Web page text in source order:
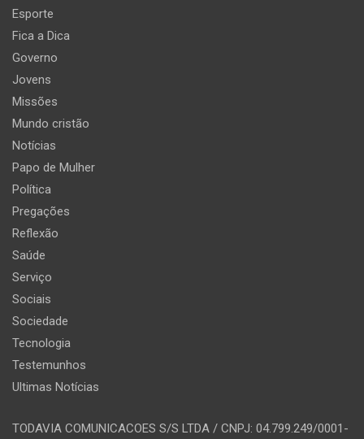
Esporte
Fica a Dica
Governo
Jovens
Missões
Mundo cristão
Notícias
Papo de Mulher
Política
Pregações
Reflexão
Saúde
Serviço
Sociais
Sociedade
Tecnologia
Testemunhos
Ultimas Notícias
TODAVIA COMUNICACOES S/S LTDA / CNPJ: 04.799.249/0001-